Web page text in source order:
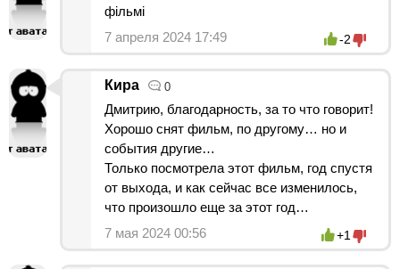
фiльмi
7 апреля 2024 17:49
-2
Кира 0
Дмитрию, благодарность, за то что говорит!
Хорошо снят фильм, по другому… но и
события другие…
Только посмотрела этот фильм, год спустя
от выхода, и как сейчас все изменилось,
что произошло еще за этот год…
7 мая 2024 00:56
+1